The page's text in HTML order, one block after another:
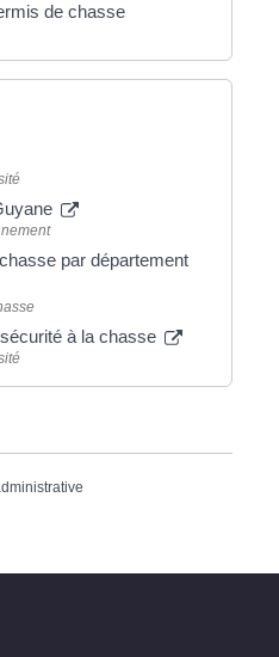
de chasse
par département
à la chasse